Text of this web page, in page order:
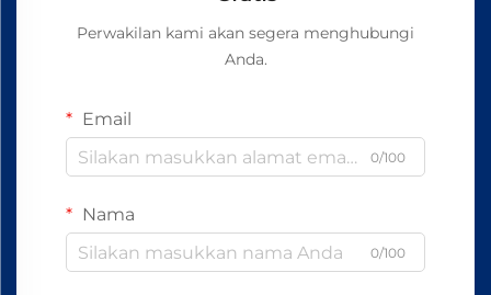
Perwakilan kami akan segera menghubungi
Anda.
Email
0/100
Nama
0/100